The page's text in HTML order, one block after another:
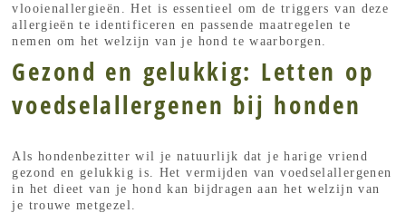
vlooienallergieën. Het is essentieel om de triggers van deze
allergieën te identificeren en passende maatregelen te
nemen om het welzijn van je hond te waarborgen.
Gezond en gelukkig: Letten op
voedselallergenen bij honden
Als hondenbezitter wil je natuurlijk dat je harige vriend
gezond en gelukkig is. Het vermijden van voedselallergenen
in het dieet van je hond kan bijdragen aan het welzijn van
je trouwe metgezel.